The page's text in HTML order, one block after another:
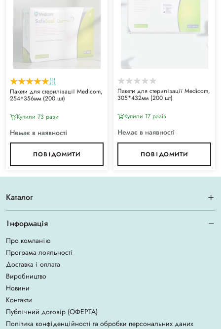
(1)
Пакети для стерилізації Medicom,
254*356мм (200 шт)
Купили 73 рази
Немає в наявності
ПОВІДОМИТИ
Пакети для стерилізації Medicom,
305*432мм (200 шт)
Купили 17 разiв
Немає в наявності
ПОВІДОМИТИ
Каталог
Інформація
Про компанію
Програма лояльності
Доставка і оплата
Виробництво
Новини
Контакти
Публічний договір (ОФЕРТА)
Політика конфіденційності та обробки персональних даних